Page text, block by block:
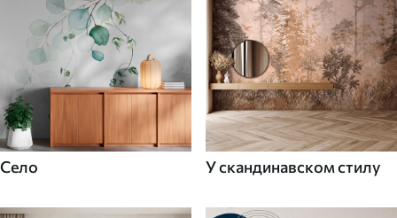
Село У скандинавском стилу